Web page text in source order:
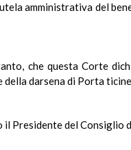
amministrativa del
che questa Corte
darsena di Porta
Presidente del